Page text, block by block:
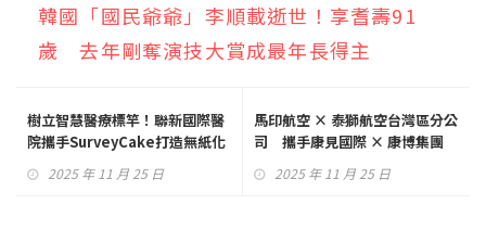
韓國「國民爺爺」李順載逝世！享耆壽91
歲 去年剛奪演技大賞成最年長得主
樹立智慧醫療標竿！聯新國際醫
院攜手SurveyCake打造無紙化
醫療生態 醫護效能翻倍
2025 年 11 月 25 日
馬印航空 × 泰獅航空台灣區分公
司 攜手康見國際 × 康博集團
2025 年 11 月 25 日